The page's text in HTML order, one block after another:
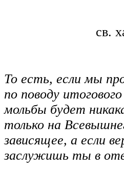
св.
То есть, если мы
по поводу
мольбы будет
только на
зависящее, а если
заслужишь ты в